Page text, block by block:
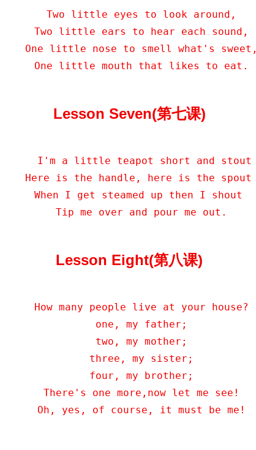
    Two little eyes to look around,
    Two little ears to hear each sound,
    One little nose to smell what's sweet,
    One little mouth that likes to eat.
Lesson Seven(第七课)
     I'm a little teapot short and stout
    Here is the handle, here is the spout
    When I get steamed up then I shout
    Tip me over and pour me out.
Lesson Eight(第八课)
    How many people live at your house?
    one, my father;
    two, my mother;
    three, my sister;
    four, my brother;
    There's one more,now let me see!
    Oh, yes, of course, it must be me!